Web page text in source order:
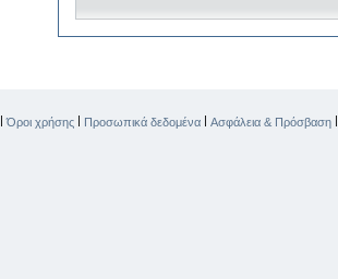
|Όροι χρήσης | Προσωπικά δεδομένα | Ασφάλεια & Πρόσβαση